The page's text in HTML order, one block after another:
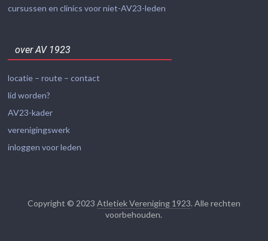
cursussen en clinics voor niet-AV23-leden
over AV 1923
locatie – route – contact
lid worden?
AV23-kader
verenigingswerk
inloggen voor leden
Copyright © 2023 Atletiek Vereniging 1923. Alle rechten
voorbehouden.